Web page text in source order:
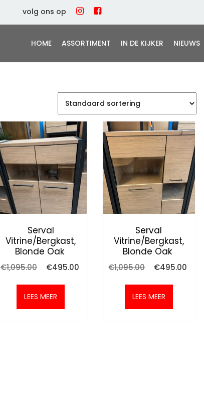
volg ons op
HOME ASSORTIMENT IN DE KIJKER NIEUWS
Serval
Vitrine/bergkast,
Blonde Oak
€1,095.00
Oorspronkelijke
was:
€1,095.00.
€495.00
Huidige
LEES MEER
Serval
Vitrine/bergkast,
Blonde Oak
€1,095.00
Oorspronkelijke
was:
€1,095.00.
€495.00
LEES MEER